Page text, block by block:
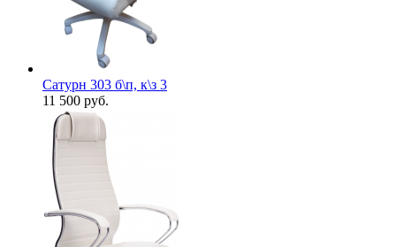
Сатурн 303 б\п, к\з 3
11 500 руб.